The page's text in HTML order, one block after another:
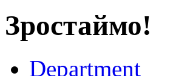
Зростаймо!
Department